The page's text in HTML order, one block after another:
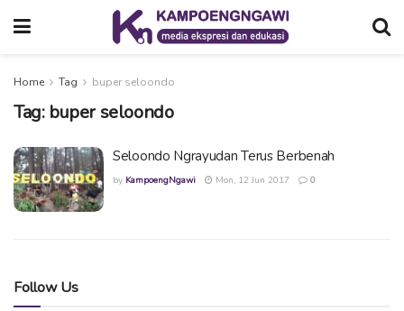
Home Tag buper seloondo
Tag: buper seloondo
Seloondo Ngrayudan Terus Berbenah
by KampoengNgawi Mon, 12 Jun 2017 0
Follow Us